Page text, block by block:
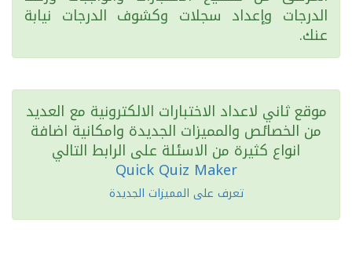
الدرجات وإعداد سجلات وكشوف الدرجات نيابة
عنك.
موقع ثاني لاعداد الاختبارات الالكترونية مع العديد
من الخصائص والمميزات الجديدة وامكانية اضافة
انواع كثيرة من الاسئلة على الرابط التالي
Quick Quiz Maker
تعرف على المميزات الجديدة